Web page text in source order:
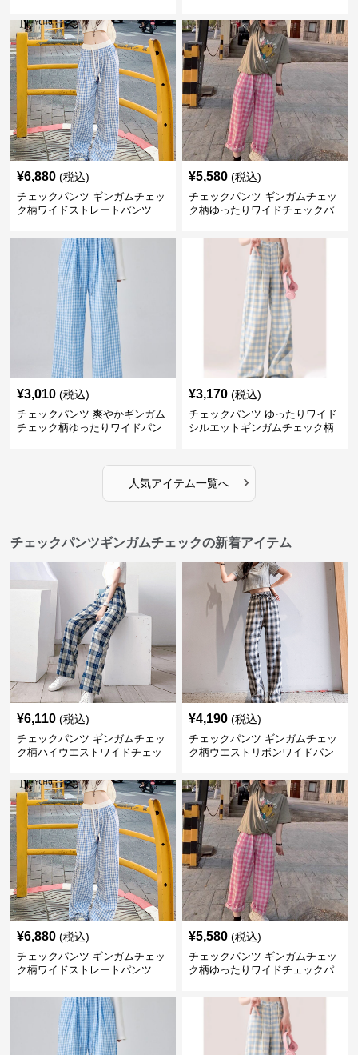
¥6,880 (税込)
チェックパンツ ギンガムチェッ
ク柄ワイドストレートパンツ
¥5,580 (税込)
チェックパンツ ギンガムチェッ
ク柄ゆったりワイドチェックパ
¥3,010 (税込)
チェックパンツ 爽やかギンガム
チェック柄ゆったりワイドパン
¥3,170 (税込)
チェックパンツ ゆったりワイド
シルエットギンガムチェック柄
人気アイテム一覧へ ›
チェックパンツギンガムチェックの新着アイテム
¥6,110 (税込)
チェックパンツ ギンガムチェッ
ク柄ハイウエストワイドチェッ
¥4,190 (税込)
チェックパンツ ギンガムチェッ
ク柄ウエストリボンワイドパン
¥6,880 (税込)
チェックパンツ ギンガムチェッ
ク柄ワイドストレートパンツ
¥5,580 (税込)
チェックパンツ ギンガムチェッ
ク柄ゆったりワイドチェックパ